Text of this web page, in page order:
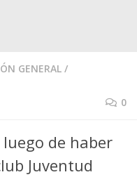
GENERAL /
0
de haber
Juventud